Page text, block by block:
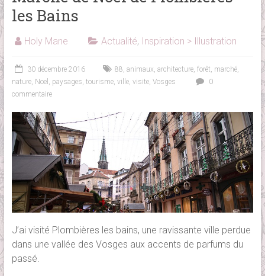
les Bains
Holy Mane Actualité, Inspiration > Illustration
30 décembre 2016 88, animaux, architecture, forêt, marché,
nature, Noel , paysages, tourisme, ville, visite, Vosges
0
commentaire
J’ai visité Plombières les bains, une ravissante ville perdue
dans une vallée des Vosges aux accents de parfums du
passé.